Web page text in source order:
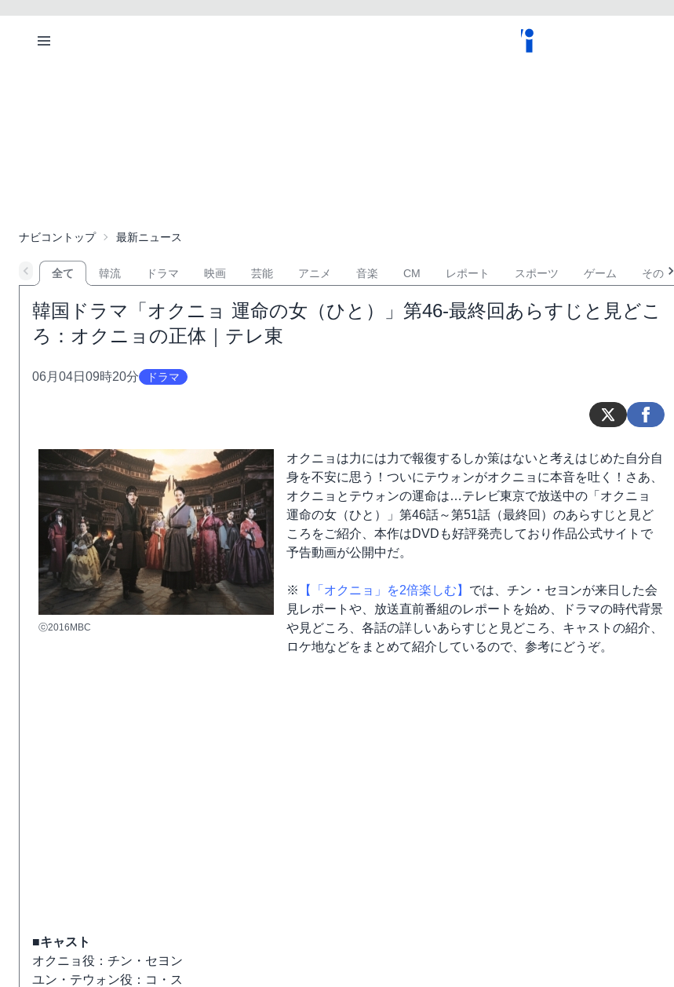
ナビコントップ 最新ニュース
全て 韓流 ドラマ 映画 芸能 アニメ 音楽 CM レポート スポーツ ゲーム その他
韓国ドラマ「オクニョ 運命の女（ひと）」第46-最終回あらすじと見どこ
ろ：オクニョの正体｜テレ東
06月04日09時20分 ドラマ
ⓒ2016MBC
オクニョは力には力で報復するしか策はないと考えはじめた自分自
身を不安に思う！ついにテウォンがオクニョに本音を吐く！さあ、
オクニョとテウォンの運命は…テレビ東京で放送中の「オクニョ
運命の女（ひと）」第46話～第51話（最終回）のあらすじと見ど
ころをご紹介、本作はDVDも好評発売しており作品公式サイトで
予告動画が公開中だ。
※ 【「オクニョ」を2倍楽しむ】 では、チン・セヨンが来日した会
見レポートや、放送直前番組のレポートを始め、ドラマの時代背景
や見どころ、各話の詳しいあらすじと見どころ、キャストの紹介、
ロケ地などをまとめて紹介しているので、参考にどうぞ。
■キャスト
オクニョ役：チン・セヨン
ユン・テウォン役：コ・ス